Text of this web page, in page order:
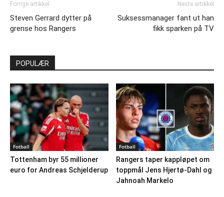
Forrige artikkel
Steven Gerrard dytter på
grense hos Rangers
Neste artikkel
Suksessmanager fant ut han
fikk sparken på TV
POPULÆR
Fotball
Tottenham byr 55 millioner
euro for Andreas Schjelderup
Fotball
Rangers taper kappløpet om
toppmål Jens Hjertø-Dahl og
Jahnoah Markelo